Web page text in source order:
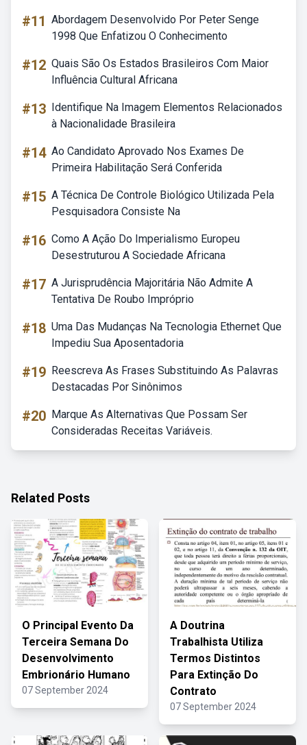
#11 Abordagem Desenvolvido Por Peter Senge
1998 Que Enfatizou O Conhecimento
#12 Quais São Os Estados Brasileiros Com Maior
Influência Cultural Africana
#13 Identifique Na Imagem Elementos Relacionados
à Nacionalidade Brasileira
#14 Ao Candidato Aprovado Nos Exames De
Primeira Habilitação Será Conferida
#15 A Técnica De Controle Biológico Utilizada Pela
Pesquisadora Consiste Na
#16 Como A Ação Do Imperialismo Europeu
Desestruturou A Sociedade Africana
#17 A Jurisprudência Majoritária Não Admite A
Tentativa De Roubo Impróprio
#18 Uma Das Mudanças Na Tecnologia Ethernet Que
Impediu Sua Aposentadoria
#19 Reescreva As Frases Substituindo As Palavras
Destacadas Por Sinônimos
#20 Marque As Alternativas Que Possam Ser
Consideradas Receitas Variáveis.
Related Posts
O Principal Evento Da
Terceira Semana Do
Desenvolvimento
Embrionário Humano
07 September 2024
A Doutrina
Trabalhista Utiliza
Termos Distintos
Para Extinção Do
Contrato
07 September 2024